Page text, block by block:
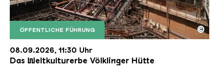
ÖFFENTLICHE FÜHRUNG
Der Erzschrägaufzug der Völklinger Hütte mit
Copyright: Weltkulturerbe Völklinger Hütte | Karl
©
08.09.2026, 11:30 Uhr
Das Weltkulturerbe Völklinger Hütte